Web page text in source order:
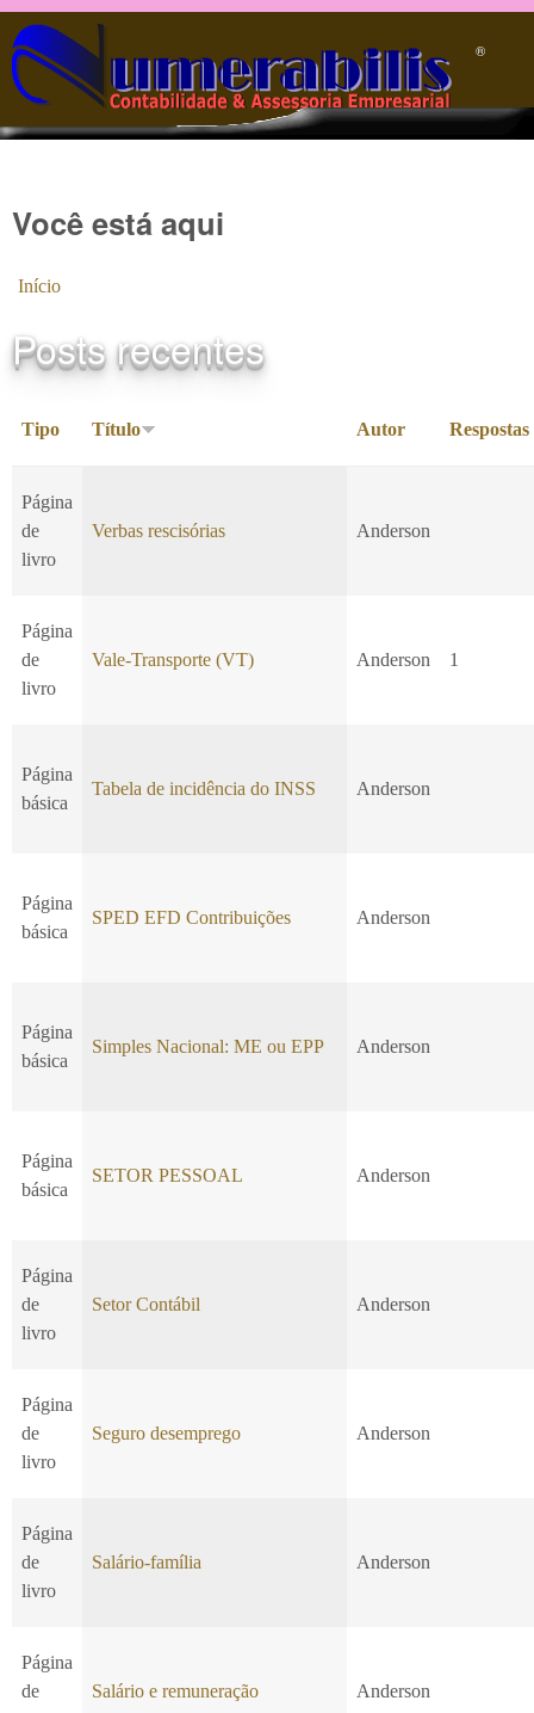
Pular para o conteúdo principal
®️
Você está aqui
Início
Posts recentes
Tipo Título Autor Respostas
Página
de
livro
Verbas rescisórias Anderson
Página
de
livro
Vale-Transporte (VT) Anderson 1
Página
básica
Tabela de incidência do INSS Anderson
Página
básica
SPED EFD Contribuições Anderson
Página
básica
Simples Nacional: ME ou EPP Anderson
Página
básica
SETOR PESSOAL Anderson
Página
de
livro
Setor Contábil Anderson
Página
de
livro
Seguro desemprego Anderson
Página
de
livro
Salário-família Anderson
Página
de
Salário e remuneração Anderson